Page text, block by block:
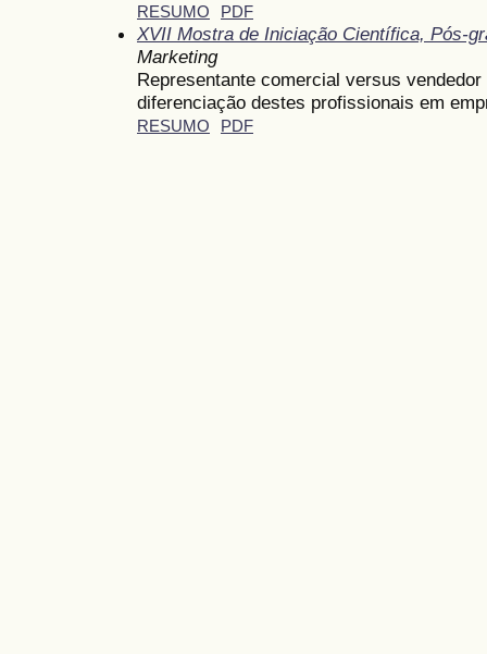
RESUMO PDF
XVII Mostra de Iniciação Científica, Pós-
Marketing
Representante comercial versus
diferenciação destes profissionais em
RESUMO PDF